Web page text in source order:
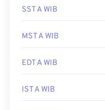
SST A WIB
MST A WIB
EDT A WIB
IST A WIB